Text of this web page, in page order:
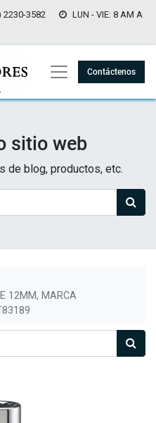
2230-3582
LUN - VIE: 8 AM A
Contáctenos
sitio web
de blog, productos, etc.
12MM, MARCA